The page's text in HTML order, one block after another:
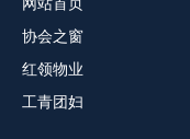
网站首页
协会之窗
红领物业
工青团妇